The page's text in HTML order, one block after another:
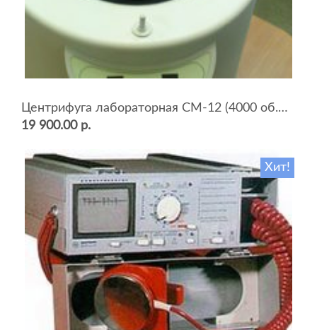
Центрифуга лабораторная СМ-12 (4000 об.мин, 12 пробирок)
19 900.00 р.
Хит!